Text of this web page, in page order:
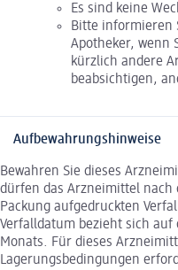
Es sind keine
Bitte informieren
Apotheker, wenn
kürzlich andere
beabsichtigen,
Aufbewahrungshinweise
Bewahren Sie dieses
dürfen das Arzneimittel nach
Packung aufgedruckten
Verfalldatum bezieht sich auf
Monats. Für dieses
Lagerungsbedingungen